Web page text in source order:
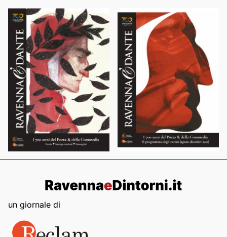
un giornale di